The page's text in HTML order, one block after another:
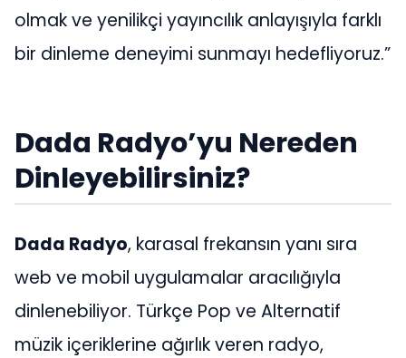
olmak ve yenilikçi yayıncılık anlayışıyla farklı
bir dinleme deneyimi sunmayı hedefliyoruz.”
Dada Radyo’yu Nereden
Dinleyebilirsiniz?
Dada Radyo, karasal frekansın yanı sıra
web ve mobil uygulamalar aracılığıyla
dinlenebiliyor. Türkçe Pop ve Alternatif
müzik içeriklerine ağırlık veren radyo,